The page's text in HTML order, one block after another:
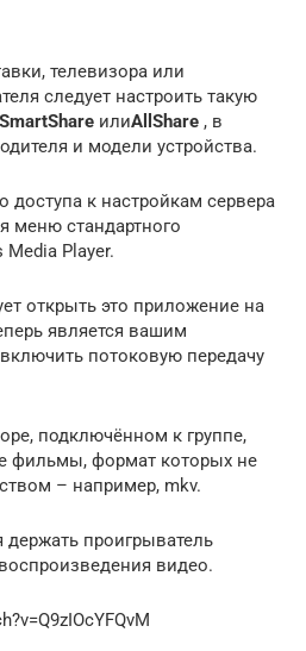
телевизора или
следует настроить такую
SmartShare илиAllShare , в
и модели устройства.
доступа к настройкам сервера
меню стандартного
Player.
открыть это приложение на
является вашим
потоковую передачу
подключённом к группе,
фильмы, формат которых не
– например, mkv.
держать проигрыватель
видео.